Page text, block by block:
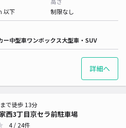
以下
制限なし
ー中型車ワンボックス大型車・SUV
詳細へ
西3丁目京セラ前駐車場
で徒歩 13分
4/ 24件